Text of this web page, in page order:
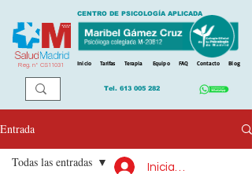
Reg. nº CS11031
CENTRO DE PSICOLOGÍA APLICADA
Inicio Tarifas Terapia Equipo FAQ Contacto Blog
Tel. 613 005 282
Entrada
Todas las entradas Iniciar sesión